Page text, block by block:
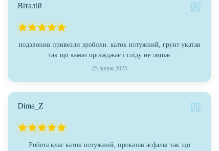
Віталій
подзвонив привезли зробили. каток потужний, грунт укатав
так що камаз проїжджає і сліду не лишає
25 липня 2025
Dima_Z
Робота клас каток потужний, прокатав асфальт так що